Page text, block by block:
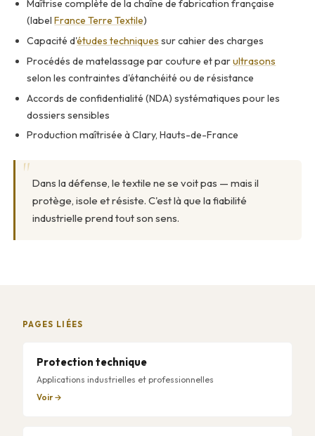
Maîtrise complète de la chaîne de fabrication française
(labelFrance Terre Textile)
Capacité d'études techniques sur cahier des charges
Procédés de matelassage par couture et parultrasons
selon les contraintes d'étanchéité ou de résistance
Accords de confidentialité (NDA) systématiques pour les
dossiers sensibles
Production maîtrisée à Clary, Hauts-de-France
Dans la défense, le textile ne se voit pas — mais il
protège, isole et résiste. C'est là que la fiabilité
industrielle prend tout son sens.
PAGES LIÉES
Protection technique
Applications industrielles et professionnelles
Voir →